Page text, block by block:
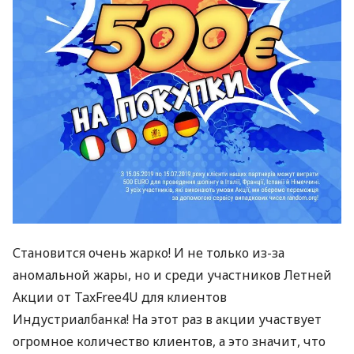
Становится очень жарко! И не только из-за
аномальной жары, но и среди участников Летней
Акции от TaxFree4U для клиентов
Индустриалбанка! На этот раз в акции участвует
огромное количество клиентов, а это значит, что